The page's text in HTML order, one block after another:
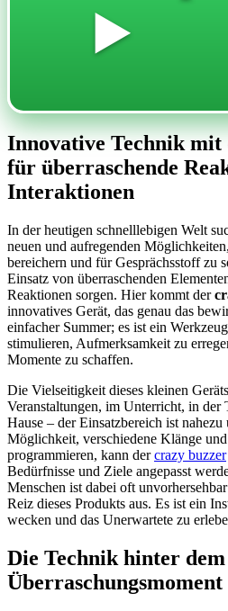
▶️
Innovative Technik mit
für überraschende
Interaktionen
In der heutigen schnelllebigen Welt
neuen und aufregenden
bereichern und für Gesprächsstoff zu
Einsatz von überraschenden
Reaktionen sorgen. Hier kommt der
innovatives Gerät, das genau das
einfacher Summer; es ist ein
stimulieren, Aufmerksamkeit zu
Momente zu schaffen.
Die Vielseitigkeit dieses kleinen
Veranstaltungen, im Unterricht, in der
Hause – der Einsatzbereich ist
Möglichkeit, verschiedene Klänge
programmieren, kann dercrazy buzzer
Bedürfnisse und Ziele angepasst
Menschen ist dabei oft
Reiz dieses Produkts aus. Es ist ein
wecken und das Unerwartete zu
Die Technik hinter dem
Überraschungsmoment